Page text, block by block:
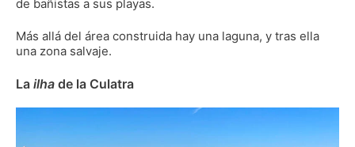
de bañistas a sus playas.
Más allá del área construida hay una laguna, y tras ella
una zona salvaje.
La ilha de la Culatra